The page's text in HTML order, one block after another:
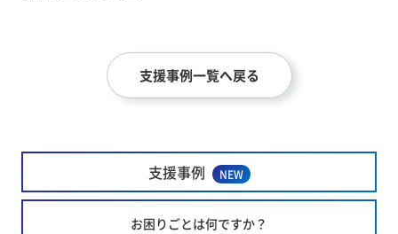
支援事例一覧へ戻る
支援事例 NEW
お困りごとは何ですか？